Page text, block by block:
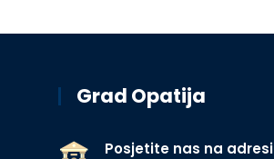
Grad Opatija
Posjetite nas na adresi